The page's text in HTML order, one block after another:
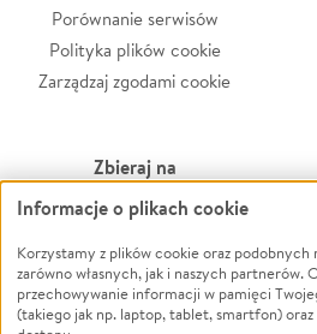
Porównanie serwisów
Polityka plików cookie
Zarządzaj zgodami cookie
Zbieraj na
Leczenie
Zwierzęta
Pożar
Ukraina
Informacje o plikach cookie
Korzystamy z plików cookie oraz
zarówno własnych, jak i naszych partnerów.
przechowywanie informacji w pamięci
(takiego jak np. laptop, tablet, smartfon) oraz